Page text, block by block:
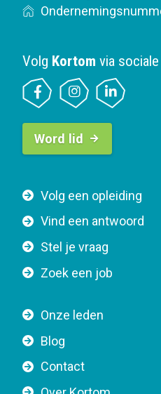
F
o
t
e
a
v
i
Volg een opleiding
Vind een antwoord
Stel je vraag
Zoek een job
Onze leden
Blog
Contact
Volg Kortom via
B
t
o
n
a
v
g
t
i
o
Word lid